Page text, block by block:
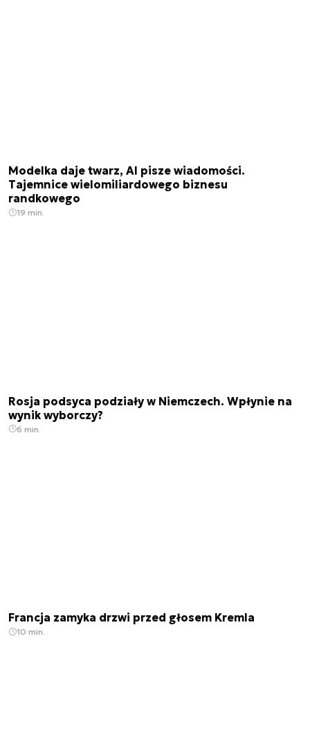
Modelka daje twarz, AI pisze wiadomości.
Tajemnice wielomiliardowego biznesu
randkowego
19 min.
Rosja podsyca podziały w Niemczech. Wpłynie na
wynik wyborczy?
6 min.
Francja zamyka drzwi przed głosem Kremla
10 min.